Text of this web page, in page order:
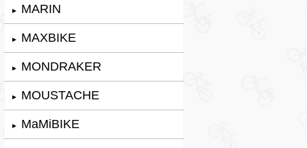
► MARIN
► MAXBIKE
► MONDRAKER
► MOUSTACHE
► MaMiBIKE